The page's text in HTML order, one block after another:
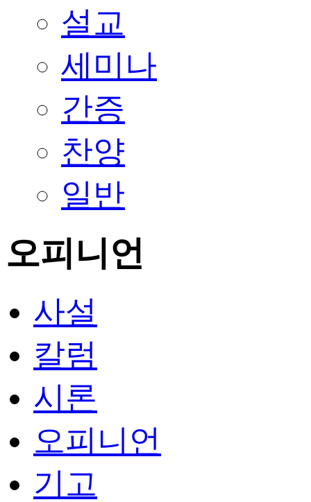
설교
세미나
간증
찬양
일반
오피니언
사설
칼럼
시론
오피니언
기고